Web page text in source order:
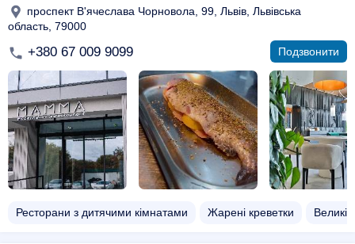
проспект В'ячеслава Чорновола, 99, Львів, Львівська
область, 79000
+380 67 009 9099 Подзвонити
Ресторани з дитячими кімнатами Жарені креветки Великі